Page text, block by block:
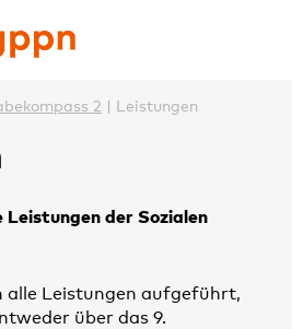
2 Leistungen
Leistungen der Sozialen
alle Leistungen aufgeführt,
über das 9.